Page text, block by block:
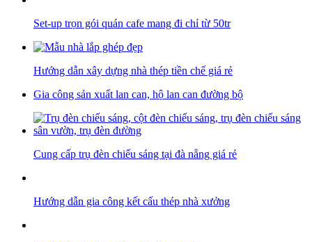
Set-up trọn gói quán cafe mang đi chỉ từ 50tr
Hướng dẫn xây dựng nhà thép tiền chế giá rẻ
Gia công sản xuất lan can, hộ lan can đường bộ
Cung cấp trụ đèn chiếu sáng tại đà nẵng giá rẻ
Hướng dẫn gia công kết cấu thép nhà xưởng